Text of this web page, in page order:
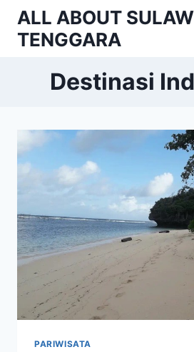
Skip
content
ALL ABOUT
TENGGARA
Destinasi
PARIWISATA